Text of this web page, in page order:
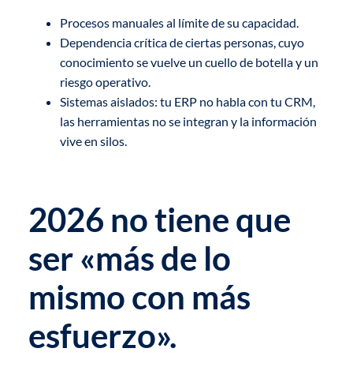
Procesos manuales al límite de su capacidad.
Dependencia crítica de ciertas personas, cuyo
conocimiento se vuelve un cuello de botella y un
riesgo operativo.
Sistemas aislados: tu ERP no habla con tu CRM,
las herramientas no se integran y la información
vive en silos.
2026 no tiene que
ser «más de lo
mismo con más
esfuerzo».